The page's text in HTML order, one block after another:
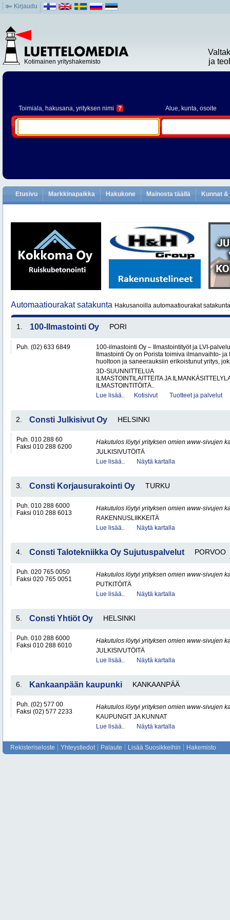
Kirjaudu
Kotimainen yrityshakemisto
ja
Toimiala, hakusana, yrityksen nimi ? Alue, kunta, osoite
Etusivu Markkinapaikka Hakukone Mainosta täällä Kunnat
Automaatiourakat satakunta Hakusanoilla automaatiourakat
1. 100-Ilmastointi Oy PORI
Puh. (02) 633 6849
100-ilmastointi Oy – Ilmastointityöt ja LVI-
Ilmastointi Oy on Porista toimiva ilmanvaihto-
huoltoon ja saneerauksiin erikoistunut yritys,
3D-SUUNNITTELUA
ILMASTOINTILAITTEITA JA
ILMASTOINTITÖITÄ..
Lue lisää..
Kotisivut Tuotteet ja palvelut
2. Consti Julkisivut Oy HELSINKI
Puh. 010 288 60
Faksi 010 288 6200
Hakutulos löytyi yrityksen omien www-sivujen
JULKISIVUTÖITÄ
Lue lisää..
Näytä kartalla
3. Consti Korjausurakointi Oy TURKU
Puh. 010 288 6000
Faksi 010 288 6013
Hakutulos löytyi yrityksen omien www-sivujen
RAKENNUSLIIKKEITÄ
Lue lisää..
Näytä kartalla
4. Consti Talotekniikka Oy Sujutuspalvelut PORVOO
Puh. 020 765 0050
Faksi 020 765 0051
Hakutulos löytyi yrityksen omien www-sivujen
PUTKITÖITÄ
Lue lisää..
Näytä kartalla
5. Consti Yhtiöt Oy HELSINKI
Puh. 010 288 6000
Faksi 010 288 6010
Hakutulos löytyi yrityksen omien www-sivujen
JULKISIVUTÖITÄ
Lue lisää..
Näytä kartalla
6. Kankaanpään kaupunki KANKAANPÄÄ
Puh. (02) 577 00
Faksi (02) 577 2233
Hakutulos löytyi yrityksen omien www-sivujen
KAUPUNGIT JA KUNNAT
Lue lisää..
Näytä kartalla
Rekisteriseloste Yhteystiedot Palaute Lisää Suosikkeihin Hakemisto